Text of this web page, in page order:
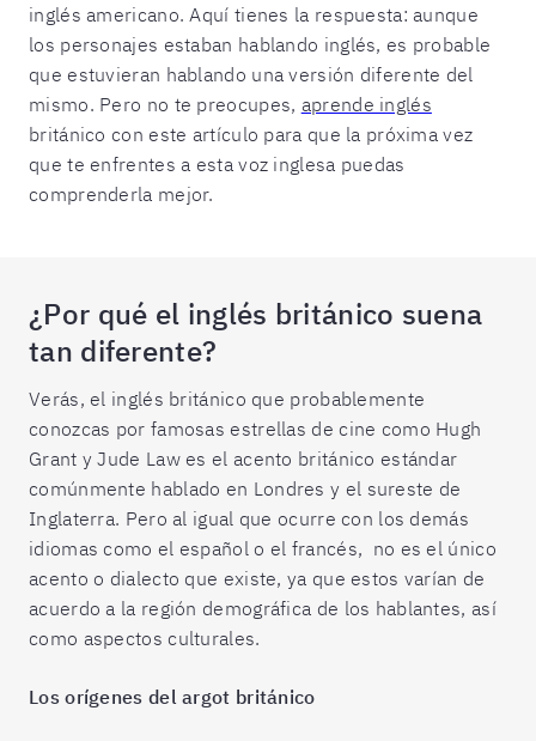
inglés americano. Aquí tienes la respuesta: aunque
los personajes estaban hablando inglés, es probable
que estuvieran hablando una versión diferente del
mismo. Pero no te preocupes, aprende inglés
británico con este artículo para que la próxima vez
que te enfrentes a esta voz inglesa puedas
comprenderla mejor.
¿Por qué el inglés británico suena
tan diferente?
Verás, el inglés británico que probablemente
conozcas por famosas estrellas de cine como Hugh
Grant y Jude Law es el acento británico estándar
comúnmente hablado en Londres y el sureste de
Inglaterra. Pero al igual que ocurre con los demás
idiomas como el español o el francés, no es el único
acento o dialecto que existe, ya que estos varían de
acuerdo a la región demográfica de los hablantes, así
como aspectos culturales.
Los orígenes del argot británico